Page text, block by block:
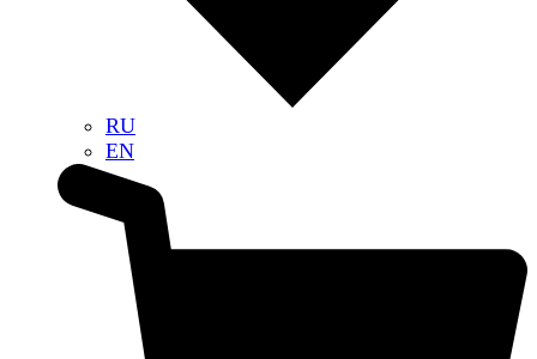
RU
EN